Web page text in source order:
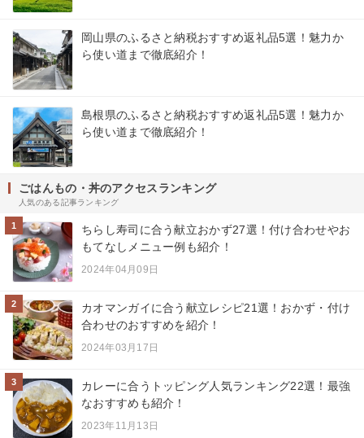
岡山県のふるさと納税おすすめ返礼品5選！魅力か
ら使い道まで徹底紹介！
島根県のふるさと納税おすすめ返礼品5選！魅力か
ら使い道まで徹底紹介！
ごはんもの・丼のアクセスランキング
人気のある記事ランキング
1
ちらし寿司に合う献立おかず27選！付け合わせやお
もてなしメニュー例も紹介！
2024年04月09日
2
カオマンガイに合う献立レシピ21選！おかず・付け
合わせのおすすめを紹介！
2024年03月17日
3
カレーに合うトッピング人気ランキング22選！最強
なおすすめも紹介！
2023年11月13日